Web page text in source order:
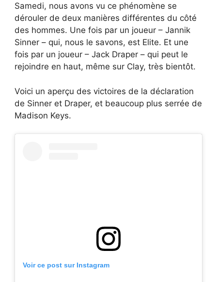
Samedi, nous avons vu ce phénomène se
dérouler de deux manières différentes du côté
des hommes. Une fois par un joueur – Jannik
Sinner – qui, nous le savons, est Elite. Et une
fois par un joueur – Jack Draper – qui peut le
rejoindre en haut, même sur Clay, très bientôt.
Voici un aperçu des victoires de la déclaration
de Sinner et Draper, et beaucoup plus serrée de
Madison Keys.
Voir ce post sur Instagram